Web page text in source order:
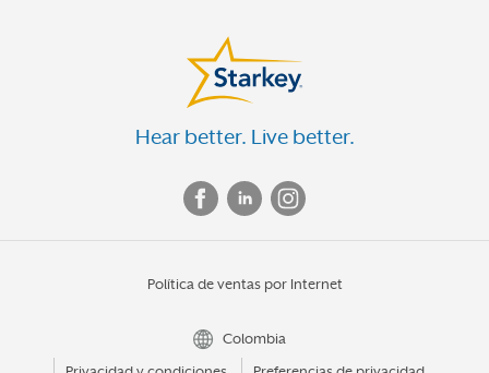
Hear better. Live better.
Política de ventas por Internet
Colombia